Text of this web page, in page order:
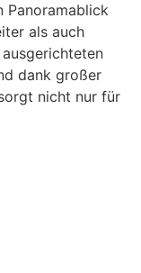
Panoramablick
als auch
dank großer
nicht nur für